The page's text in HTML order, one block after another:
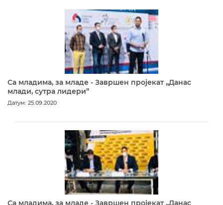
Са младима, за младе - Завршен пројекат „Данас
млади, сутра лидери”
Датум: 25.09.2020
Са младима, за младе - Завршен пројекат „Данас